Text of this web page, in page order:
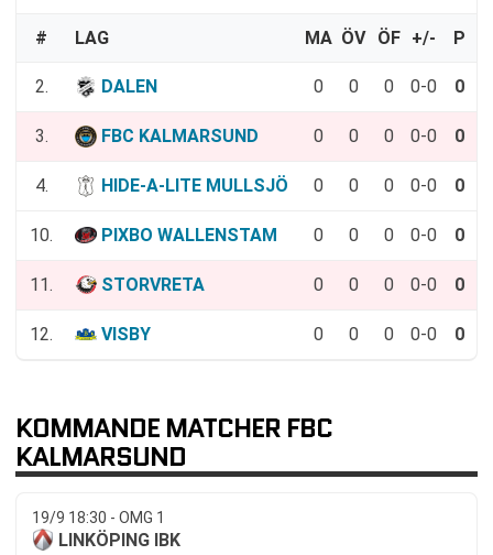
# LAG MA ÖV ÖF +/- P
2. DALEN 0 0 0 0-0 0
3. FBC KALMARSUND 0 0 0 0-0 0
4. HIDE-A-LITE MULLSJÖ 0 0 0 0-0 0
10. PIXBO WALLENSTAM 0 0 0 0-0 0
11. STORVRETA 0 0 0 0-0 0
12. VISBY 0 0 0 0-0 0
KOMMANDE MATCHER FBC
KALMARSUND
19/9 18:30 - OMG 1
LINKÖPING IBK